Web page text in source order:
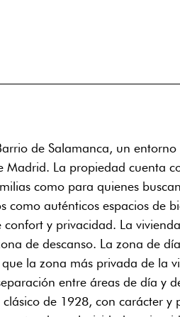
de Salamanca, un
Madrid. La propiedad cuenta
como para quienes
auténticos espacios de
y privacidad. La
de descanso. La zona de
la zona más privada de la
entre áreas de día y
de 1928, con carácter y